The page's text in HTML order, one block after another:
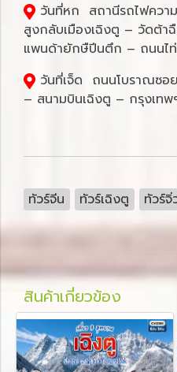
วันที่หก สถานีรถไฟควา
สูงกลับเมืองเฉิงตู – วัดต้
แพนด้ายักษืปีนตึก – ถนนไ
วันที่เจ็ด ถนนโบราณซอ
– สนามบินเฉิงตู – กรุงเท
ทัวร์จีน ทัวร์เฉิงตู ทัวร์จิ่
สินค้าเกี่ยวข้อง